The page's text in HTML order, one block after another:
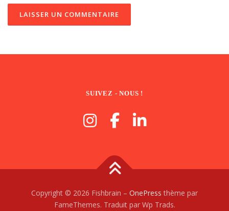
SUIVEZ - NOUS !
Copyright © 2026 Fishbrain – OnePress thème par
FameThemes. Traduit par Wp Trads.